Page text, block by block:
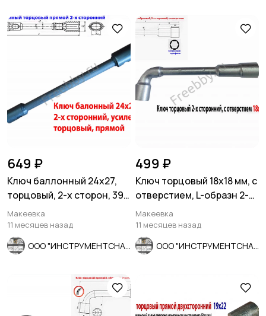
649 ₽
Ключ баллонный 24х27,
торцовый, 2-х сторон, 390
мм, для ГАЗ, КамАЗ.
Макеевка
11 месяцев назад
499 ₽
Ключ торцовый 18х18 мм, с
отверстием, L-образн 2-х
сторонний, Cr-V.
Макеевка
11 месяцев назад